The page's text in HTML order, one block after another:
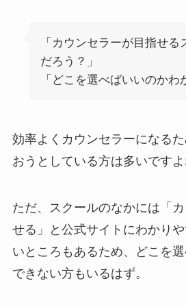
「カウンセラーが目指せる
だろう？」
「どこを選べばいいのかわ
効率よくカウンセラーになる
おうとしている方は多いですよ
ただ、スクールのなかには「
せる」と公式サイトにわかり
いところもあるため、どこを
できない方もいるはず。